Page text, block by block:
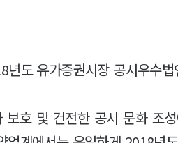
도 유가증권시장 공시우수
호 및 건전한 공시 문화 조